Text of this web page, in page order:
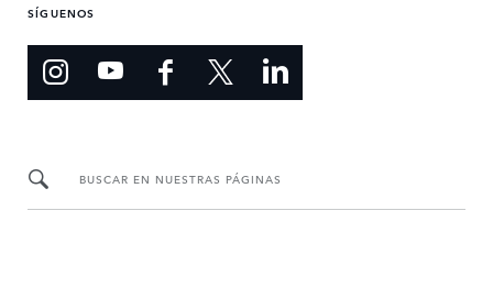
SÍGUENOS
BUSCAR EN NUESTRAS PÁGINAS